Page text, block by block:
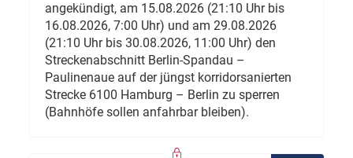
angekündigt, am 15.08.2026 (21:10 Uhr bis
16.08.2026, 7:00 Uhr) und am 29.08.2026
(21:10 Uhr bis 30.08.2026, 11:00 Uhr) den
Streckenabschnitt Berlin-Spandau –
Paulinenaue auf der jüngst korridorsanierten
Strecke 6100 Hamburg – Berlin zu sperren
(Bahnhöfe sollen anfahrbar bleiben).